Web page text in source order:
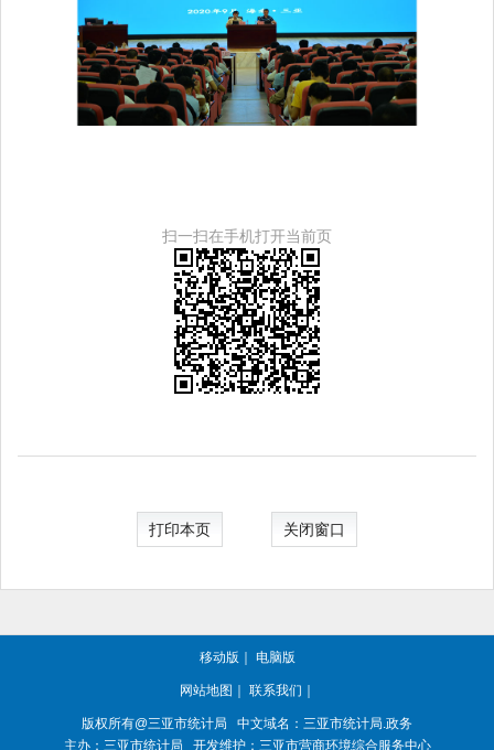
扫一扫在手机打开当前页
打印本页 关闭窗口
移动版 电脑版
网站地图 联系我们
版权所有@三亚市统计局
中文域名：三亚市统计局.政务
主办：三亚市统计局 开发维护：三亚市营商环境综合服务中心